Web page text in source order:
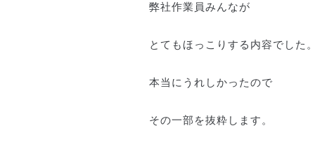
弊社作業員みんなが
とてもほっこりする内容でした。
本当にうれしかったので
その一部を抜粋します。